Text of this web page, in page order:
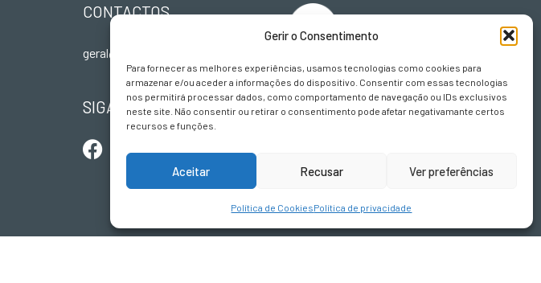
Gerir o Consentimento
Para fornecer as melhores experiências, usamos tecnologias como cookies para
armazenar e/ou aceder a informações do dispositivo. Consentir com essas tecnologias
nos permitirá processar dados, como comportamento de navegação ou IDs exclusivos
neste site. Não consentir ou retirar o consentimento pode afetar negativamante certos
recursos e funções.
Aceitar Recusar Ver preferências
Política de CookiesPolítica de privacidade
CONTACTOS
geral@terravivadesign.pt
SIGA-NOS